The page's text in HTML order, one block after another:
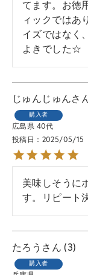
てます。お徳
ィックではあ
イズではなく
よきでした☆
じゅんじゅん
購入者
広島県 40代
投稿日
2025/05/15
美味しそうに
す。リピート
たろう 3
購入者